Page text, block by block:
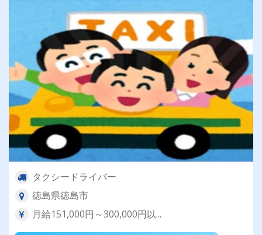
タクシードライバー
徳島県徳島市
月給151,000円～300,000円以...